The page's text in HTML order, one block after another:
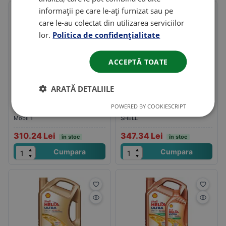
0W30 4L ACEA C2/C3
Viscozitate
Mobil 1
310.24 Lei în stoc
Cumpara
Shell helix ultra
Categorie : Ulei de motor
Viscozitate: 0W30
SHELL
347.34 Lei în stoc
Cumpara
informații pe care le-ați furnizat sau pe
care le-au colectat din utilizarea serviciilor
lor. Politica de confidențialitate
ACCEPTĂ TOATE
ARATĂ DETALIILE
POWERED BY COOKIESCRIPT